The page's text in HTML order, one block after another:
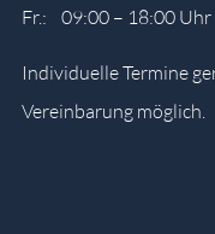
Fr.: 09:00 – 18:00 Uhr
Individuelle Termine
Vereinbarung möglich.